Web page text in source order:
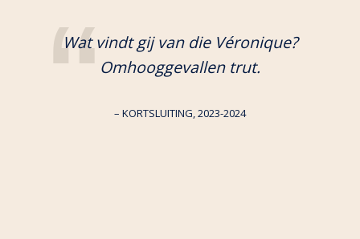
Wat vindt gij van die Véronique?
Omhooggevallen trut.
– KORTSLUITING, 2023-2024